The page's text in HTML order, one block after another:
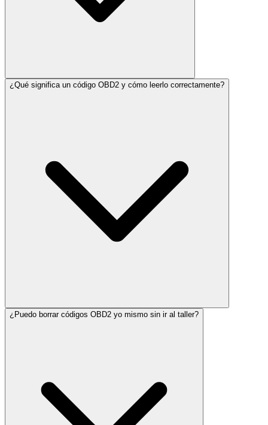
¿Qué significa un código OBD2 y cómo leerlo correctamente?
¿Puedo borrar códigos OBD2 yo mismo sin ir al taller?